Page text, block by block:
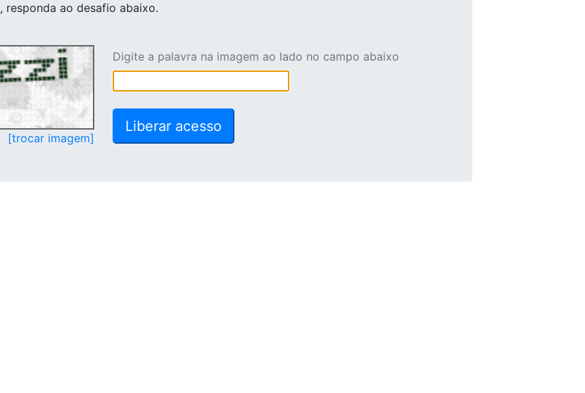
, responda ao desafio abaixo.
[trocar imagem]
Digite a palavra na imagem ao lado no campo abaixo